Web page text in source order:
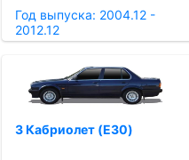
Год выпуска: 2004.12 -
2012.12
3 Кабриолет (E30)